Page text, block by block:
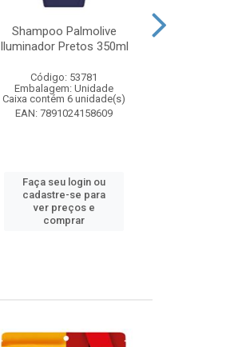
Shampoo Palmolive
Iluminador Pretos 350ml
Código: 53781
Embalagem: Unidade
Caixa contém 6 unidade(s)
EAN: 7891024158609
Faça seu login ou
cadastre-se para
ver preços e
comprar